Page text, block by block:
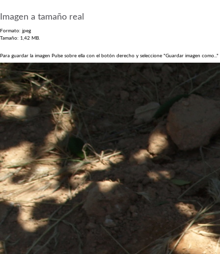
Imagen a tamaño real
Formato: jpeg
Tamaño: 1,42 MB.
Para guardar la imagen Pulse sobre ella con el botón derecho y seleccione "Guardar imagen como..."